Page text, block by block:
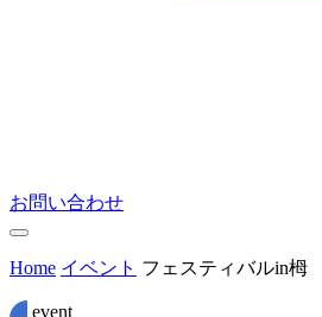
お問い合わせ
Home イベント フェスティバルin
event